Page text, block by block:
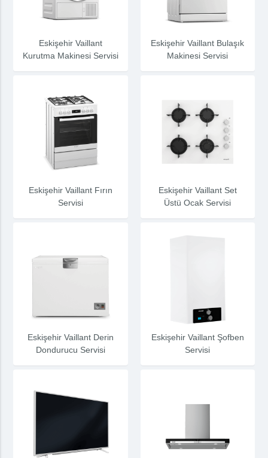
Eskişehir Vaillant
Kurutma Makinesi Servisi
Eskişehir Vaillant Bulaşık
Makinesi Servisi
Eskişehir Vaillant Fırın
Servisi
Eskişehir Vaillant Set
Üstü Ocak Servisi
Eskişehir Vaillant Derin
Dondurucu Servisi
Eskişehir Vaillant Şofben
Servisi